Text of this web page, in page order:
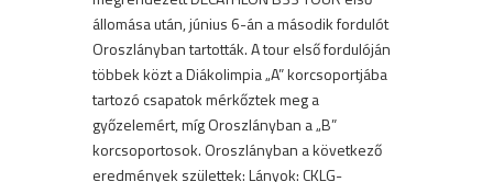
állomása után, június 6-án a második fordulót
Oroszlányban tartották. A tour első fordulóján
többek közt a Diákolimpia „A” korcsoportjába
tartozó csapatok mérkőztek meg a
győzelemért, míg Oroszlányban a „B”
korcsoportosok. Oroszlányban a következő
eredmények születtek: Lányok: CKLG-